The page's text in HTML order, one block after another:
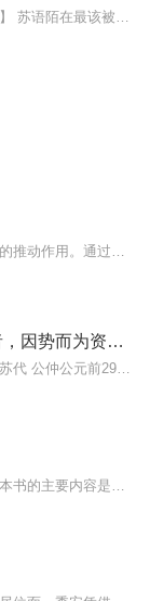
战国策:战国之时，为之谋策者，因势而为资战国之时